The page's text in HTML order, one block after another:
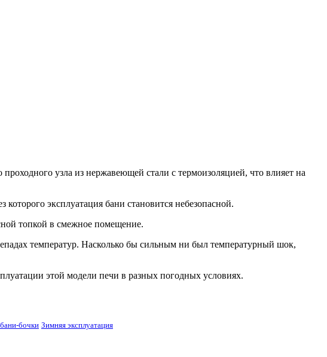
узла из нержавеющей стали с термоизоляцией, что влияет на
эксплуатация бани становится небезопасной.
топкой в смежное помещение.
температур. Насколько бы сильным ни был температурный шок,
этой модели печи в разных погодных условиях.
бочки Зимняя эксплуатация